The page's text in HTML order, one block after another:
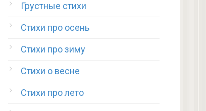
Грустные стихи
Стихи про осень
Стихи про зиму
Стихи о весне
Стихи про лето